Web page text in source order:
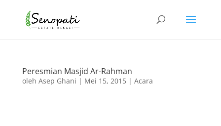
Peresmian Masjid Ar-Rahman
oleh Asep Ghani | Mei 15, 2015| Acara